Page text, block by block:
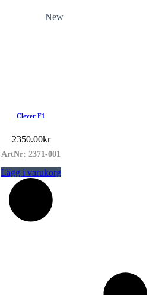
New
Clever F1
2350.00kr
ArtNr: 2371-001
Lägg i varukorg